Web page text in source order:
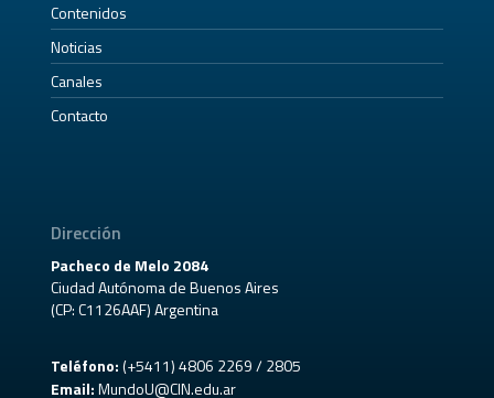
Contenidos
Noticias
Canales
Contacto
Dirección
Pacheco de Melo 2084
Ciudad Autónoma de Buenos Aires
(CP: C1126AAF) Argentina
Teléfono:(+5411) 4806 2269 / 2805
Email: MundoU@CIN.edu.ar